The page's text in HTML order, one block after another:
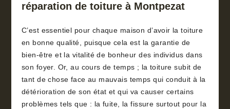
réparation de toiture à Montpezat
C’est essentiel pour chaque maison d’avoir la toiture
en bonne qualité, puisque cela est la garantie de
bien-être et la vitalité de bonheur des individus dans
son foyer. Or, au cours de temps ; la toiture subit de
tant de chose face au mauvais temps qui conduit à la
détérioration de son état et qui va causer certains
problèmes tels que : la fuite, la fissure surtout pour la